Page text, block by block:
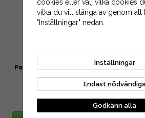
Packning Husqvarna 503 96
66-01
39 kr
cookies eller välj vilka cookies
vilka du vill stänga av genom att
"Inställningar" nedan.
Inställningar
Endast
Godkänn alla